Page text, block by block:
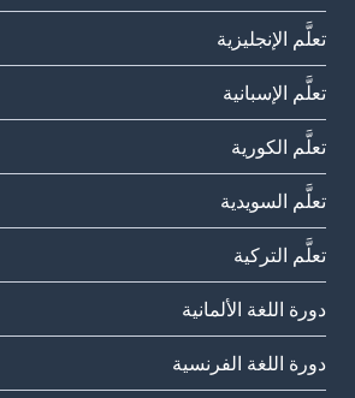
تعلَّم الإنجليزية
تعلَّم الإسبانية
تعلَّم الكورية
تعلَّم السويدية
تعلَّم التركية
دورة اللغة الألمانية
دورة اللغة الفرنسية